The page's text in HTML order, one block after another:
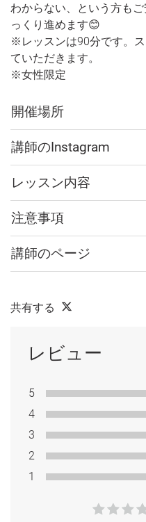
わからない、という方も
っくり進めます😊
※レッスンは90分です。
ていただきます。
※女性限定
開催場所
講師のInstagram
レッスン内容
注意事項
講師のページ
共有する
レビュー
5
4
3
2
1